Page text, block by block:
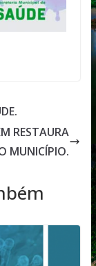
RESTAURA
MUNICÍPIO.